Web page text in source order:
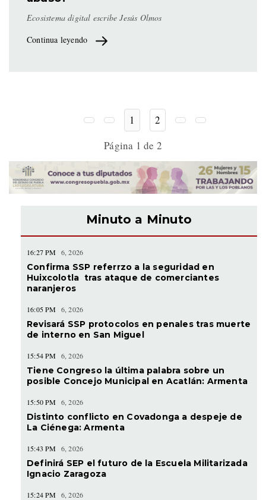
Ecosistema digital escribe Jesús Olmos
Continua leyendo
1
2
Página 1 de 2
Minuto a Minuto
16:27 PM 6, 2026
Confirma SSP referrzo a la seguridad en
Huixcolotla tras ataque de comerciantes
naranjeros
16:05 PM 6, 2026
Revisará SSP protocolos en penales tras muerte
de interno en San Miguel
15:54 PM 6, 2026
Tiene Congreso la última palabra sobre un
posible Concejo Municipal en Acatlán: Armenta
15:50 PM 6, 2026
Distinto conflicto en Covadonga a despeje de
La Ciénega: Armenta
15:43 PM 6, 2026
Definirá SEP el futuro de la Escuela Militarizada
Ignacio Zaragoza
15:24 PM 6, 2026